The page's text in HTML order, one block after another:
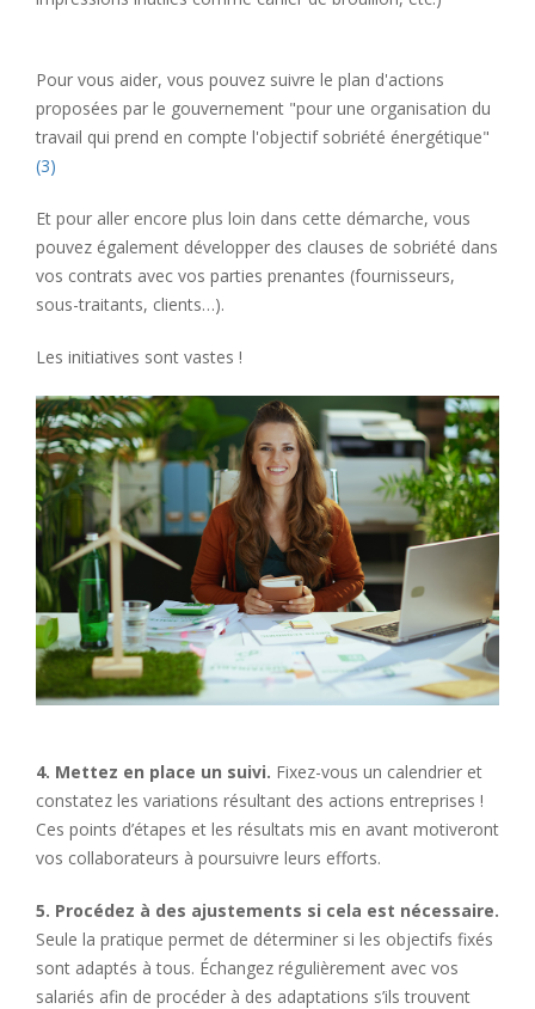
Pour vous aider, vous pouvez suivre le plan d'actions
proposées par le gouvernement "pour une organisation du
travail qui prend en compte l'objectif sobriété énergétique"
(3)
Et pour aller encore plus loin dans cette démarche, vous
pouvez également développer des clauses de sobriété dans
vos contrats avec vos parties prenantes (fournisseurs,
sous-traitants, clients…).
Les initiatives sont vastes !
4. Mettez en place un suivi. Fixez-vous un calendrier et
constatez les variations résultant des actions entreprises !
Ces points d’étapes et les résultats mis en avant motiveront
vos collaborateurs à poursuivre leurs efforts.
5. Procédez à des ajustements si cela est nécessaire.
Seule la pratique permet de déterminer si les objectifs fixés
sont adaptés à tous. Échangez régulièrement avec vos
salariés afin de procéder à des adaptations s’ils trouvent